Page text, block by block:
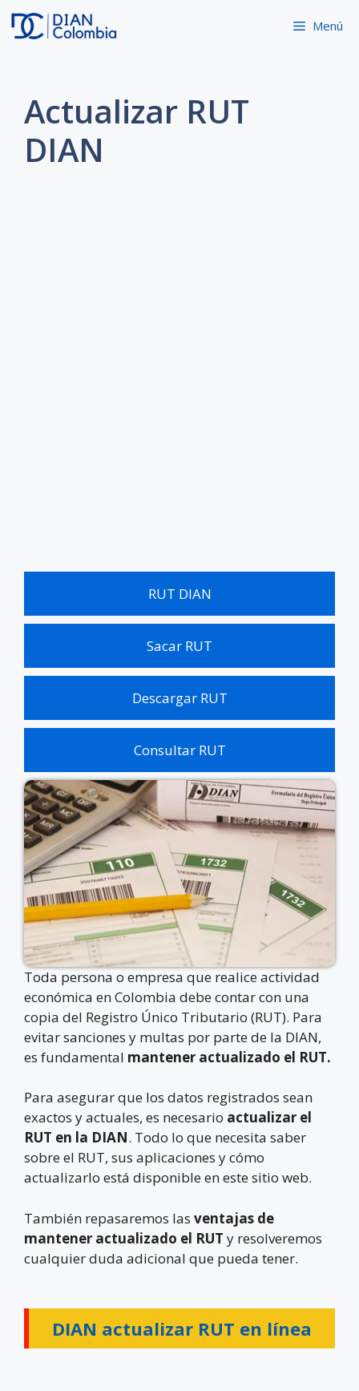
Saltar
Menú
Actualizar RUT
DIAN
RUT DIAN
Sacar RUT
Descargar RUT
Consultar RUT
Toda persona o empresa que realice actividad
económica en Colombia debe contar con una
copia del Registro Único Tributario (RUT). Para
evitar sanciones y multas por parte de la DIAN,
es fundamental mantener actualizado el RUT.
Para asegurar que los datos registrados sean
exactos y actuales, es necesario actualizar el
RUT en la DIAN. Todo lo que necesita saber
sobre el RUT, sus aplicaciones y cómo
actualizarlo está disponible en este sitio web.
También repasaremos las ventajas de
mantener actualizado el RUT y resolveremos
cualquier duda adicional que pueda tener.
DIAN actualizar RUT en línea